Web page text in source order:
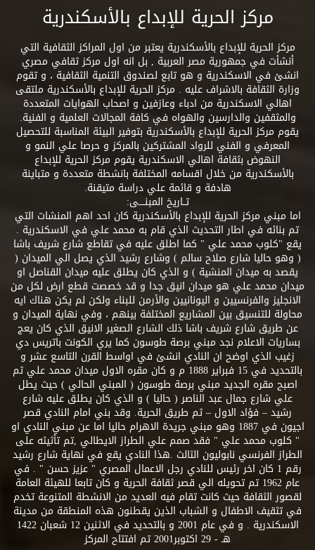
مركز الحرية للإبداع بالأسكندرية
مركز الحرية للإبداع بالأسكندرية يعتبر من اول المراكز الثقافية التي
أنشأت في جمهورية مصر العربية , بل انه اول مركز ثقافي مصري
انشئ في الاسكندرية و هو تابع لصندوق التنمية الثقافية ، و تقوم
وزارة الثقافة بالاشراف عليه . مركز الحرية للإبداع بالأسكندرية ملتقى
اهالي الاسكندرية من ادباء وعازفين و اصحاب الهوايات المتعددة
والمثقفين والدارسين والهواه في كافة المجالات العلمية و الفنية.
يقوم مركز الحرية للإبداع بالأسكندرية بتوفير البيئة المناسبة للتحصيل
المعرفي و الفني للرواد المشتركين بالمركز و حرصا علي النمو و
النهوض بثقافة اهالي الاسكندرية يقوم مركز الحرية للإبداع
بالأسكندرية من خلال اقسامه المختلفة بانشطة متعددة و متباينة
هادفة و قائمة علي دراسة متيقنة.
تــاريخ المبنــــى:
اما مبني مركز الحرية للإبداع بالأسكندرية كان احد اهم المنشات التي
تم بنائه في اطار التحديث الذي قام به محمد علي في الاسكندرية .
يقع "كلوب محمد علي " كما اطلق عليه في تقاطع شارع شريف باشا
( وهو حاليا شارع صلاح سالم ) وشارع رشيد الذي يصل الي الميدان (
يقصد به ميدان المنشية ) و الذي كان يطلق عليه ميدان القناصل او
ميدان محمد علي هو ميدان انيق جدا و قد خصصت قطع ارض لكل من
الانجليز والفرنسيين و اليونانيين والأرمن للبناء ولكن لم يكن هناك ايه
محاولة للتنسيق بين المشاريع المختلفة بينهم ، وفي نهاية الميدان و
عن طريق شارع شريف باشا ذلك الشارع الصغير الانيق الذي كان يعج
بساريات الاعلام نجد مبني برصة طوسون كما يري الكونت باتريس دي
زغيب الذي اوضح ان النادي انشئ في اواسط القرن التاسع عشر و
بالتحديد في 15 فبراير 1888 م و كان مقره الاول ميدان محمد علي ثم
اصبح مقره الجديد مبني برصة طوسون ( المبني الحالي ) حيث يطل
علي شارع جمال عبد الناصر ( حاليا ) و الذي كان يطلق عليه شارع
رشيد – فؤاد الاول – ثم طريق الحرية. وقد بني امام النادي قصر
اجيون في 1887 وهو مبني جريدة الاهرام حاليا اما عن مبني النادي او
" كلوب محمد علي " فقد صمم علي الطراز الايطالي ,تم تأثيثه على
الطراز الفرنسي نابوليون الثالث .هذا النادي يقع في نهاية شارع رشيد
رقم 1 كان اخر رئيس للنادي رجل الاعمال المصري " عزيز حسن " . في
عام 1962 تم تحويله الي قصر ثقافة الحرية و كان تابعا للهيئة العامة
لقصور الثقافة حيث كانت تقام فيه العديد من الانشطة المتنوعة تخدم
في تثقيف الاطفال و الشباب الذين يقطنون هذه المنطقة من مدينة
الاسكندرية . و في عام 2001 و بالتحديد في الاثنين 12 شعبان 1422
هـ - 29 اكتوبر2001 تم افتتاح المركز